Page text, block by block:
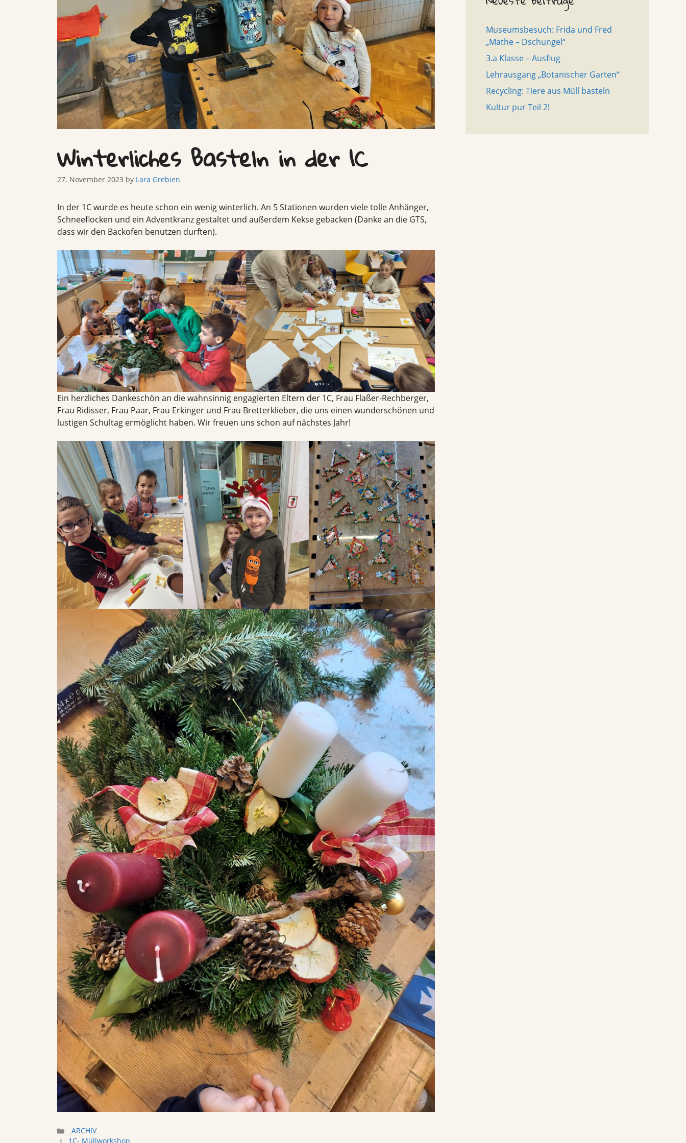
Winterliches Basteln in der 1C
27. November 2023 by Lara Grebien
In der 1C wurde es heute schon ein wenig winterlich. An 5 Stationen wurden viele tolle Anhänger,
Schneeflocken und ein Adventkranz gestaltet und außerdem Kekse gebacken (Danke an die GTS,
dass wir den Backofen benutzen durften).
Ein herzliches Dankeschön an die wahnsinnig engagierten Eltern der 1C, Frau Flaßer-Rechberger,
Frau Ridisser, Frau Paar, Frau Erkinger und Frau Bretterklieber, die uns einen wunderschönen und
lustigen Schultag ermöglicht haben. Wir freuen uns schon auf nächstes Jahr!
Categories
_ARCHIV
1C- Müllworkshop
Museumsbesuch: Frida und Fred
„Mathe – Dschungel“
3.a Klasse – Ausflug
Lehrausgang „Botanischer Garten“
Recycling: Tiere aus Müll basteln
Kultur pur Teil 2!